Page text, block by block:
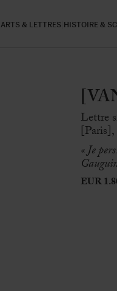
ARTS & LETTRES HISTOIRE &
Lettre
« Je
EUR